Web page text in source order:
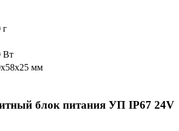
г
Вт
мм
блок питания УП IP67 24V